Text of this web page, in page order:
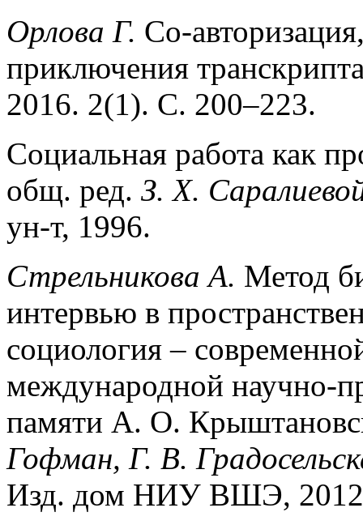
Орлова Г. Со-
приключения
2016. 2(1). С. 200–223.
Социальная работа как
общ. ред. З. Х.
ун-т, 1996.
Стрельникова А. Метод
интервью в
социология –
международной научно-
памяти А. О.
Гофман, Г. В.
Изд. дом НИУ ВШЭ,